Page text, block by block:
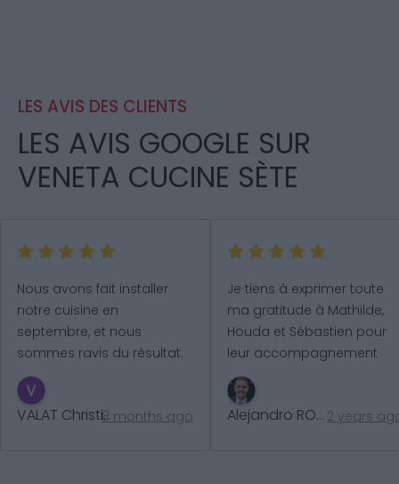
LES AVIS DES CLIENTS
LES AVIS GOOGLE SUR
VENETA CUCINE SÈTE
VALAT Christine
8 months ago
Nous avons fait installer
notre cuisine en
septembre, et nous
sommes ravis du résultat.
Les conseil
Alejandro RODRIGUEZ PARDO 2 years
Je tiens à exprimer toute
ma gratitude à Mathilde,
Houda et Sébastien pour
leur accompagnement
exce